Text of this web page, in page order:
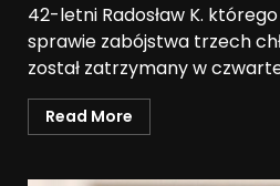
42-letni Radosław K.
sprawie zabójstwa trzech
został zatrzymany w
Read More